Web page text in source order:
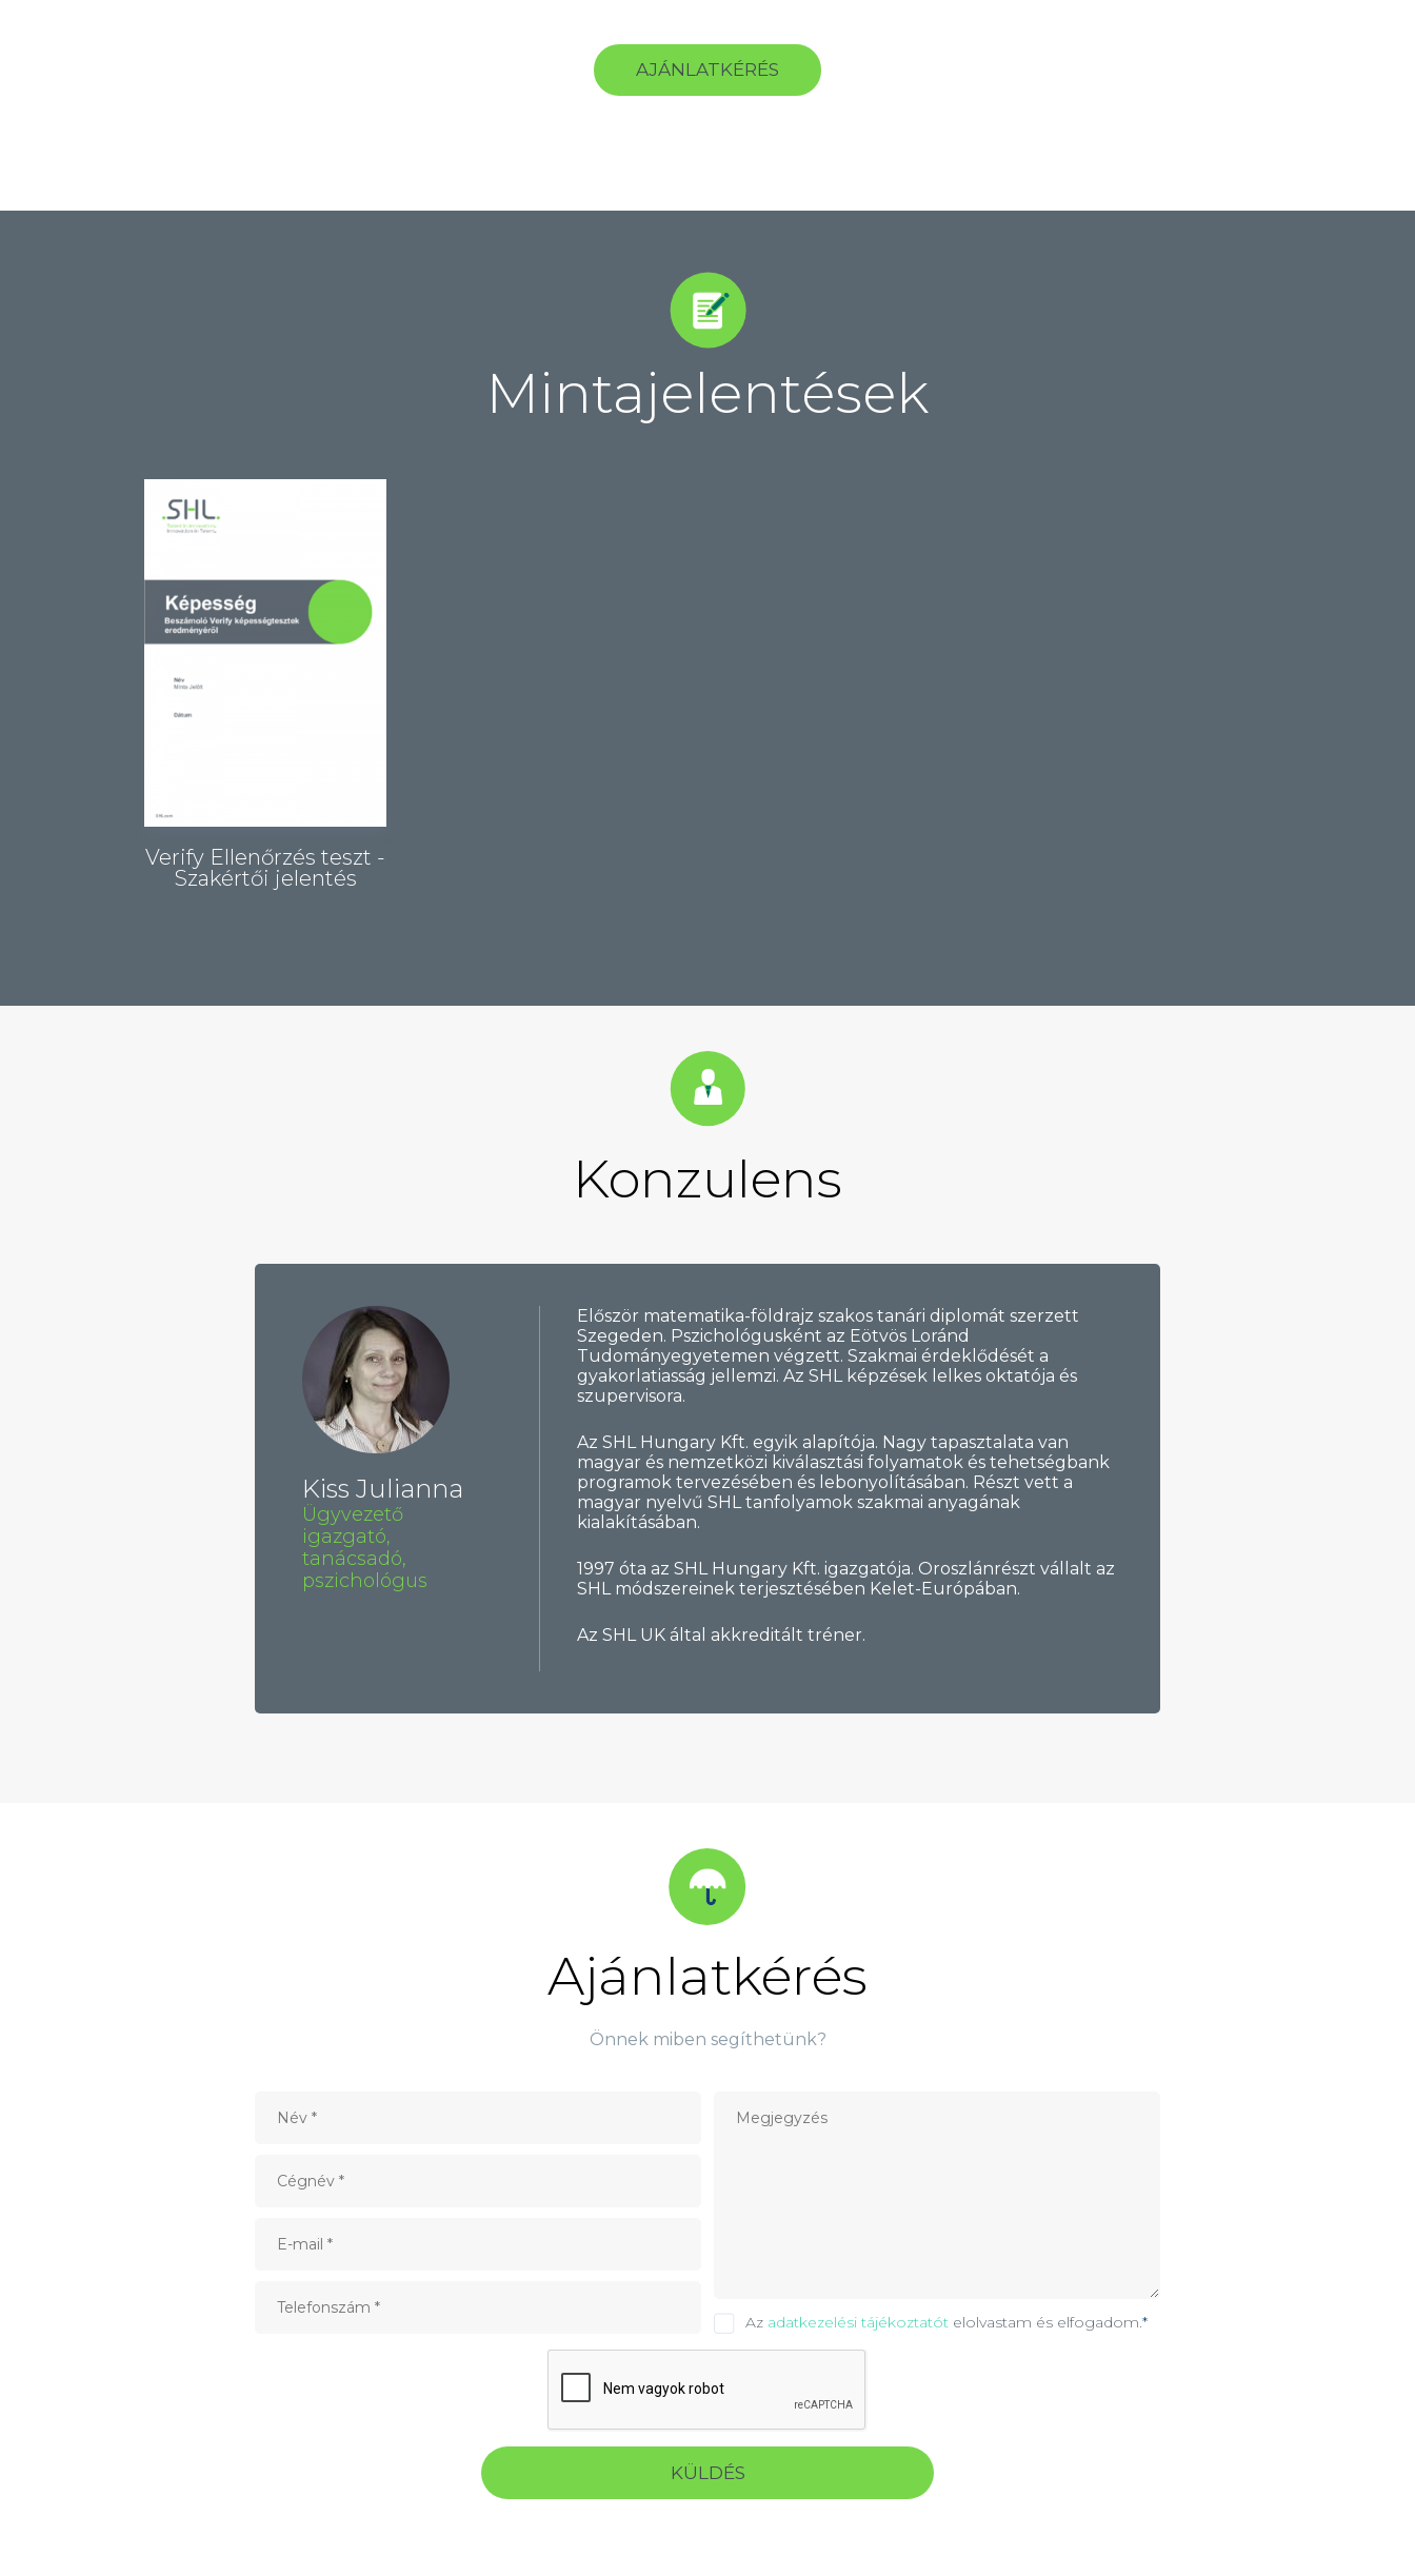
AJÁNLATKÉRÉS
Mintajelentések
Verify Ellenőrzés teszt -
Szakértői jelentés
Konzulens
Kiss Julianna
Ügyvezető
igazgató,
tanácsadó,
pszichológus
Először matematika-földrajz szakos tanári diplomát szerzett
Szegeden. Pszichológusként az Eötvös Loránd
Tudományegyetemen végzett. Szakmai érdeklődését a
gyakorlatiasság jellemzi. Az SHL képzések lelkes oktatója és
szupervisora.
Az SHL Hungary Kft. egyik alapítója. Nagy tapasztalata van
magyar és nemzetközi kiválasztási folyamatok és tehetségbank
programok tervezésében és lebonyolításában. Részt vett a
magyar nyelvű SHL tanfolyamok szakmai anyagának
kialakításában.
1997 óta az SHL Hungary Kft. igazgatója. Oroszlánrészt vállalt az
SHL módszereinek terjesztésében Kelet-Európában.
Az SHL UK által akkreditált tréner.
Ajánlatkérés
Önnek miben segíthetünk?
Az adatkezelési tájékoztatót elolvastam és elfogadom.*